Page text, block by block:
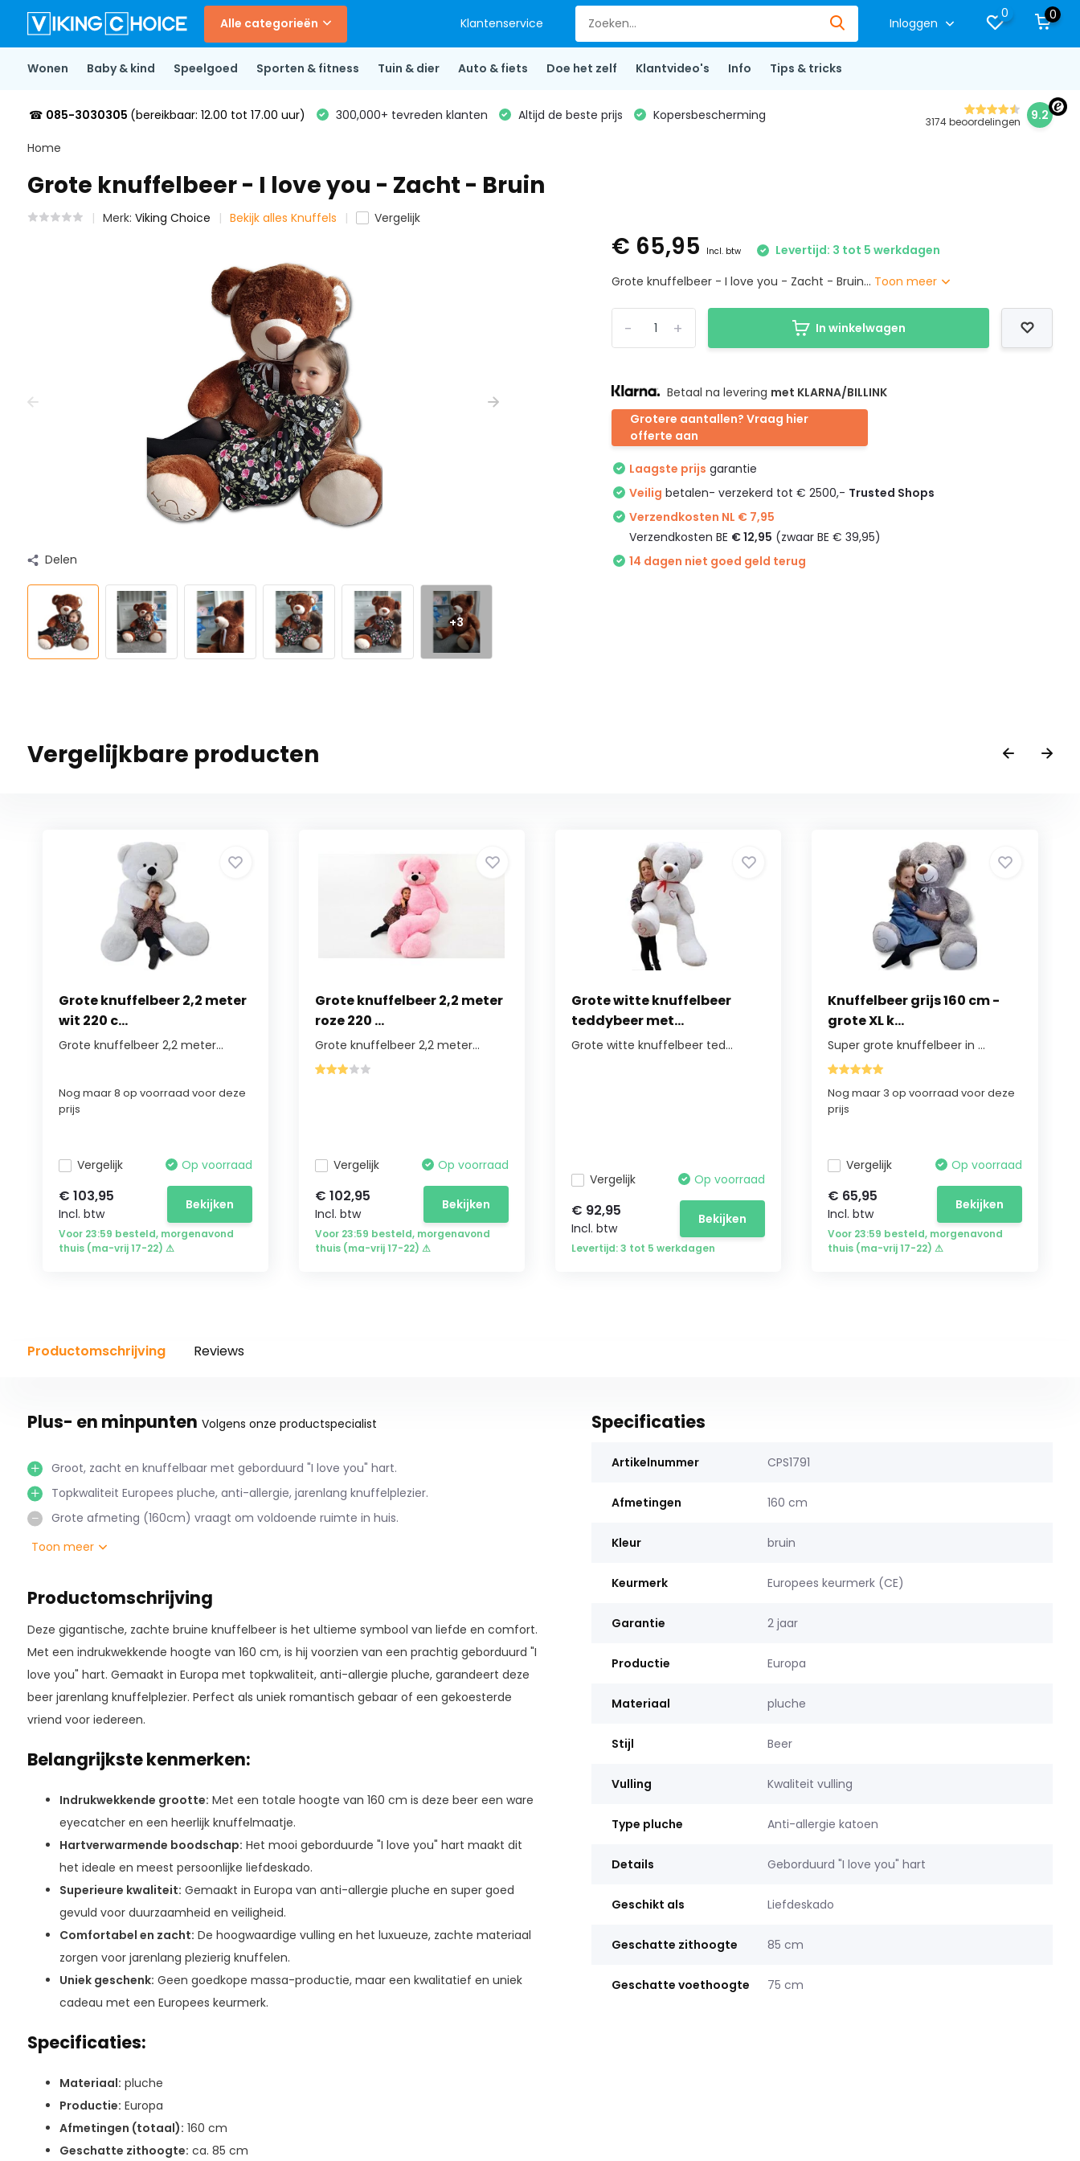
Alle categorieën Klantenservice Inloggen
0 0
Wonen Baby & kind Speelgoed Sporten & fitness Tuin & dier Auto & fiets Doe het zelf Klantvideo's Info Tips & tricks
☎ 085-3030305 (bereikbaar: 12.00 tot 17.00 uur) 300,000+ tevreden klanten Altijd de beste prijs Kopersbescherming 3174 beoordelingen 9.2
Home
Grote knuffelbeer - I love you - Zacht - Bruin
Merk: Viking Choice Bekijk alles Knuffels Vergelijk
Delen
+3
€ 65,95 Incl. btw
Levertijd: 3 tot 5 werkdagen
Grote knuffelbeer - I love you - Zacht - Bruin... Toon meer
+
- In winkelwagen
Betaal na levering met KLARNA/BILLINK
Grotere aantallen? Vraag hier
offerte aan
Laagste prijs garantie
Veilig betalen- verzekerd tot € 2500,- Trusted Shops
Verzendkosten NL € 7,95
Verzendkosten BE € 12,95 (zwaar BE € 39,95)
14 dagen niet goed geld terug
Vergelijkbare producten
Grote knuffelbeer 2,2 meter
wit 220 c...
Grote knuffelbeer 2,2 meter...
Nog maar 8 op voorraad voor deze
prijs
Vergelijk Op voorraad
€ 103,95
Incl. btw
Bekijken
Voor 23:59 besteld, morgenavond
thuis (ma-vrij 17-22) ⚠
Grote knuffelbeer 2,2 meter
roze 220 ...
Grote knuffelbeer 2,2 meter...
Vergelijk Op voorraad
€ 102,95
Incl. btw
Bekijken
Voor 23:59 besteld, morgenavond
thuis (ma-vrij 17-22) ⚠
Grote witte knuffelbeer
teddybeer met...
Grote witte knuffelbeer ted...
Vergelijk Op voorraad
€ 92,95
Incl. btw
Bekijken
Levertijd: 3 tot 5 werkdagen
Knuffelbeer grijs 160 cm -
grote XL k...
Super grote knuffelbeer in ...
Nog maar 3 op voorraad voor deze
prijs
Vergelijk Op voorraad
€ 65,95
Incl. btw
Bekijken
Voor 23:59 besteld, morgenavond
thuis (ma-vrij 17-22) ⚠
Productomschrijving Reviews
Plus- en minpunten Volgens onze productspecialist
Groot, zacht en knuffelbaar met geborduurd "I love you" hart.
Topkwaliteit Europees pluche, anti-allergie, jarenlang knuffelplezier.
Grote afmeting (160cm) vraagt om voldoende ruimte in huis.
Toon meer
Productomschrijving
Deze gigantische, zachte bruine knuffelbeer is het ultieme symbool van liefde en comfort.
Met een indrukwekkende hoogte van 160 cm, is hij voorzien van een prachtig geborduurd "I
love you" hart. Gemaakt in Europa met topkwaliteit, anti-allergie pluche, garandeert deze
beer jarenlang knuffelplezier. Perfect als uniek romantisch gebaar of een gekoesterde
vriend voor iedereen.
Belangrijkste kenmerken:
Indrukwekkende grootte: Met een totale hoogte van 160 cm is deze beer een ware
eyecatcher en een heerlijk knuffelmaatje.
Hartverwarmende boodschap: Het mooi geborduurde "I love you" hart maakt dit
het ideale en meest persoonlijke liefdeskado.
Superieure kwaliteit: Gemaakt in Europa van anti-allergie pluche en super goed
gevuld voor duurzaamheid en veiligheid.
Comfortabel en zacht: De hoogwaardige vulling en het luxueuze, zachte materiaal
zorgen voor jarenlang plezierig knuffelen.
Uniek geschenk: Geen goedkope massa-productie, maar een kwalitatief en uniek
cadeau met een Europees keurmerk.
Specificaties:
Materiaal: pluche
Productie: Europa
Afmetingen (totaal): 160 cm
Geschatte zithoogte: ca. 85 cm
Specificaties
Artikelnummer CPS1791
Afmetingen 160 cm
Kleur bruin
Keurmerk Europees keurmerk (CE)
Garantie 2 jaar
Productie Europa
Materiaal pluche
Stijl Beer
Vulling Kwaliteit vulling
Type pluche Anti-allergie katoen
Details Geborduurd "I love you" hart
Geschikt als Liefdeskado
Geschatte zithoogte 85 cm
Geschatte voethoogte 75 cm